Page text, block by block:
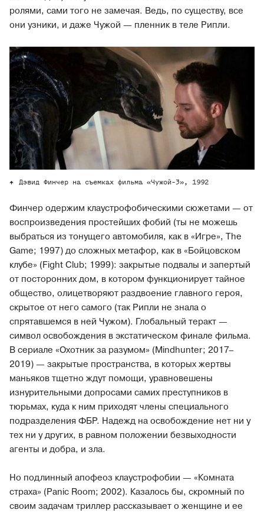
ролями, сами того не замечая. Ведь, по существу, все
они узники, и даже Чужой — пленник в теле Рипли.
Дэвид Финчер на съемках фильма «Чужой-3», 1992
Финчер одержим клаустрофобическими сюжетами — от
воспроизведения простейших фобий (ты не можешь
выбраться из тонущего автомобиля, как в «Игре», The
Game; 1997) до сложных метафор, как в «Бойцовском
клубе» (Fight Club; 1999): закрытые подвалы и запертый
от посторонних дом, в котором функционирует тайное
общество, олицетворяют раздвоение главного героя,
скрытое от него самого (так Рипли не знала о
спрятавшемся в ней Чужом). Глобальный теракт —
символ освобождения в экстатическом финале фильма.
В сериале «Охотник за разумом» (Mindhunter; 2017–
2019) — закрытые пространства, в которых жертвы
маньяков тщетно ждут помощи, уравновешены
изнурительными допросами самих преступников в
тюрьмах, куда к ним приходят члены специального
подразделения ФБР. Надежд на освобождение нет ни у
тех ни у других, в равном положении безвыходности
агенты и добра, и зла.
Но подлинный апофеоз клаустрофобии — «Комната
страха» (Panic Room; 2002). Казалось бы, скромный по
своим задачам триллер рассказывает о женщине и ее